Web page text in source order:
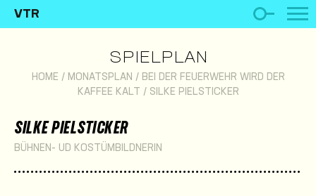
VTR
SPIELPLAN
HOME / MONATSPLAN / BEI DER FEUERWEHR WIRD DER
KAFFEE KALT
/ SILKE PIELSTICKER
SILKE PIELSTICKER
BÜHNEN- UD KOSTÜMBILDNERIN